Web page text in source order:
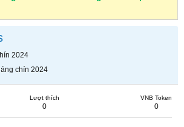
2024
chín 2024
Lượt thích
0
VNB Token
0